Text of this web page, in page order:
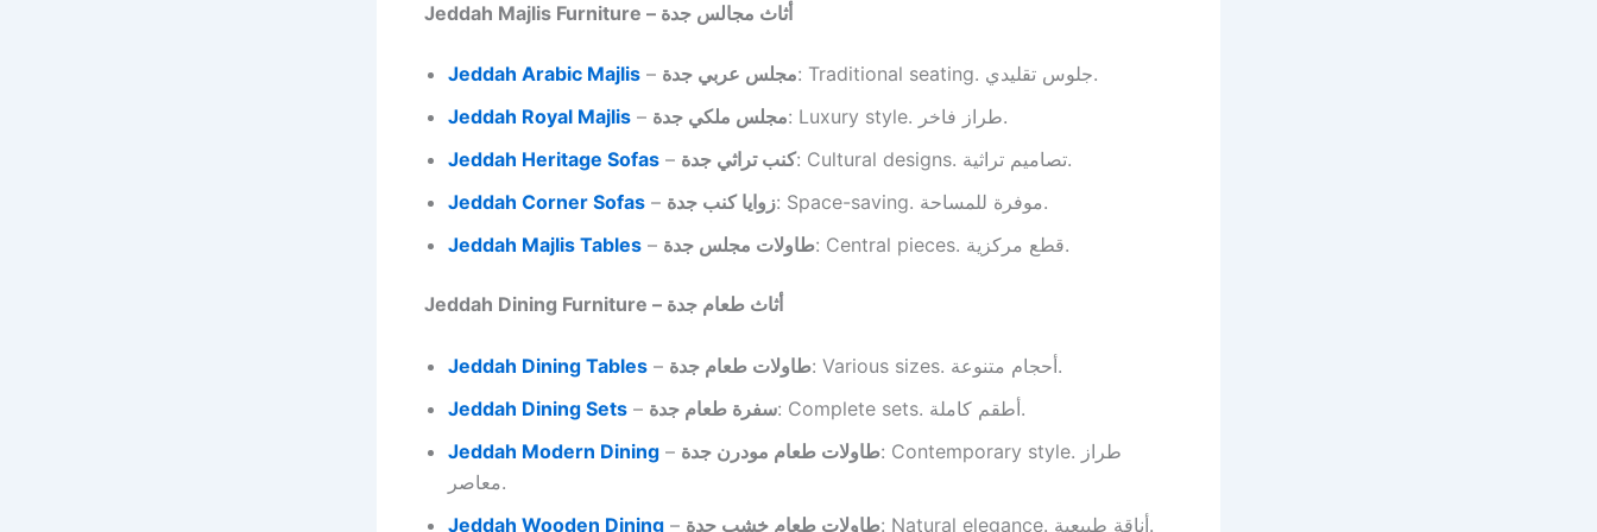
Jeddah Majlis Furniture – أثاث مجالس جدة
Jeddah Arabic Majlis – مجلس عربي جدة
: Traditional seating. جلوس تقليدي.
Jeddah Royal Majlis – مجلس ملكي جدة
: Luxury style. طراز فاخر.
Jeddah Heritage Sofas – كنب تراثي جدة
: Cultural designs. تصاميم تراثية.
Jeddah Corner Sofas – زوايا كنب جدة
: Space-saving. موفرة للمساحة.
Jeddah Majlis Tables – طاولات مجلس جدة : Central pieces. قطع مركزية.
Jeddah Dining Furniture – أثاث طعام جدة
Jeddah Dining Tables – طاولات طعام جدة
: Various sizes. أحجام متنوعة.
Jeddah Dining Sets – سفرة طعام جدة
: Complete sets. أطقم كاملة.
Jeddah Modern Dining – طاولات طعام مودرن جدة: Contemporary style. طراز
معاصر.
Jeddah Wooden Dining – طاولات طعام خشب جدة : Natural elegance. أناقة طبيعية.